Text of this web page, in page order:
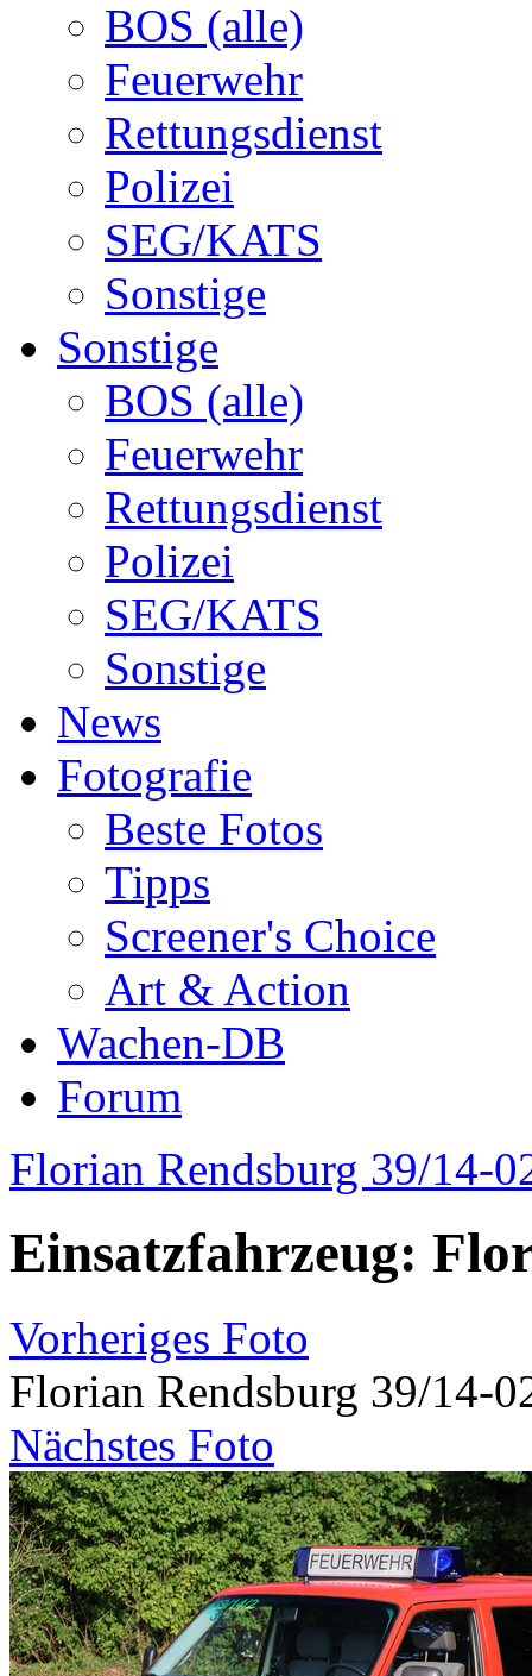
BOS (alle)
Feuerwehr
Rettungsdienst
Polizei
SEG/KATS
Sonstige
Sonstige
BOS (alle)
Feuerwehr
Rettungsdienst
Polizei
SEG/KATS
Sonstige
News
Fotografie
Beste Fotos
Tipps
Screener's Choice
Art & Action
Wachen-DB
Forum
Florian Rendsburg 39/14-
Einsatzfahrzeug:
Vorheriges Foto
Florian Rendsburg 39/14-
Nächstes Foto